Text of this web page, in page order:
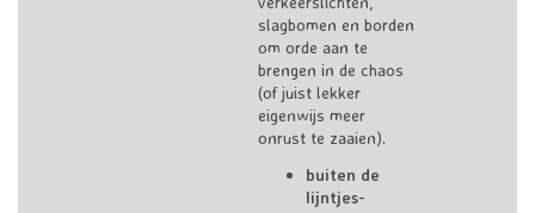
slagbomen en borden
om orde aan te
brengen in de chaos
(of juist lekker
eigenwijs meer
onrust te zaaien).
buiten de
lijntjes-